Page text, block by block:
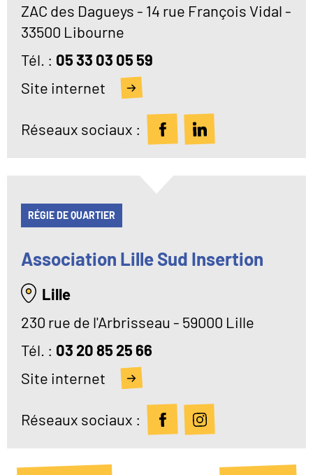
ZAC des Dagueys - 14 rue François Vidal -
33500 Libourne
Tél
05 33 03 05 59
Site internet
Réseaux sociaux :
RÉGIE DE QUARTIER
Association Lille Sud Insertion
Lille
230 rue de l'Arbrisseau - 59000 Lille
Tél
03 20 85 25 66
Site internet
Réseaux sociaux :